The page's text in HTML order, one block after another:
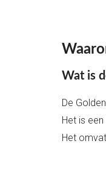
Wat is
De
Het is
Het